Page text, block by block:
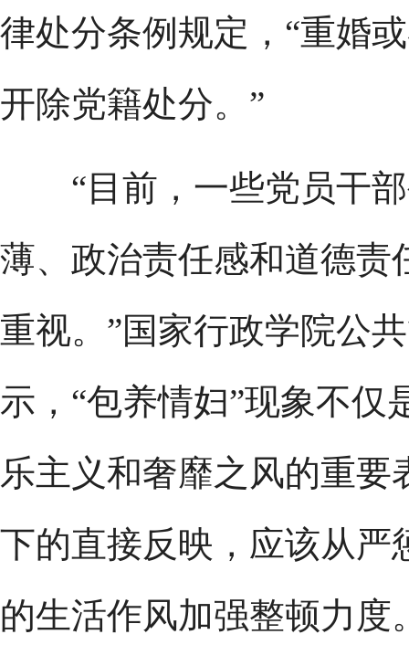
律处分条例规定，“重婚
开除党籍处分。”
“目前，一些党员干部
薄、政治责任感和道德责
重视。”国家行政学院公
示，“包养情妇”现象不仅
乐主义和奢靡之风的重
下的直接反映，应该从严
的生活作风加强整顿力度